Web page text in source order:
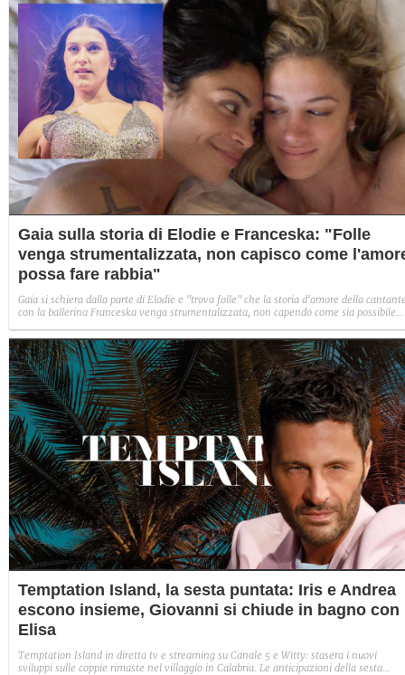
Gaia sulla storia di Elodie e Franceska: "Folle
venga strumentalizzata, non capisco come
possa fare rabbia"
Gaia si schiera dalla parte di Elodie e "trova folle" che la storia d'amore della
con la ballerina Franceska venga strumentalizzata, non capendo come sia possibile
Temptation Island, la sesta puntata: Iris e Andrea
escono insieme, Giovanni si chiude in bagno con
Elisa
Temptation Island in diretta tv e streaming su Canale 5 e Witty: stasera i nuovi
sviluppi sulle coppie rimaste nel villaggio in Calabria. Le anticipazioni della sesta